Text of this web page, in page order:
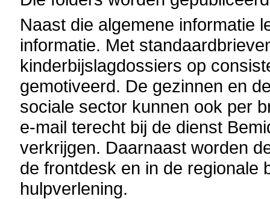
Naast die algemene informatie
informatie. Met
kinderbijslagdossiers op
gemotiveerd. De gezinnen en
sociale sector kunnen ook per
e-mail terecht bij de dienst
verkrijgen. Daarnaast worden
de frontdesk en in de regionale
hulpverlening.